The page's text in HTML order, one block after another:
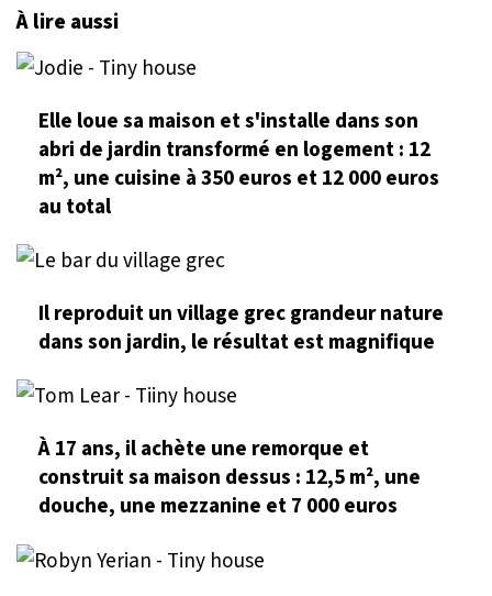
À lire aussi
Elle loue sa maison et s'installe dans son
abri de jardin transformé en logement : 12
m², une cuisine à 350 euros et 12 000 euros
au total
Il reproduit un village grec grandeur nature
dans son jardin, le résultat est magnifique
À 17 ans, il achète une remorque et
construit sa maison dessus : 12,5 m², une
douche, une mezzanine et 7 000 euros